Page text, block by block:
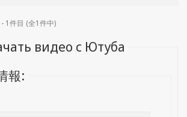
1件目 (全1件中)
видео с Ютуба
報: